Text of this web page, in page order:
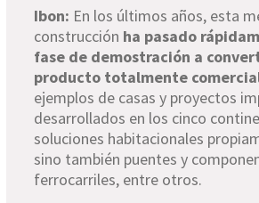
Ibon: En los últimos años, esta
construcción ha pasado
fase de demostración a
producto totalmente
ejemplos de casas y proyectos
desarrollados en los cinco
soluciones habitacionales
sino también puentes y
ferrocarriles, entre otros.